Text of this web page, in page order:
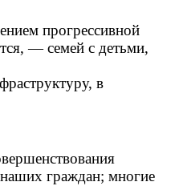
прогрессивной
— семей с детьми,
в
граждан; многие